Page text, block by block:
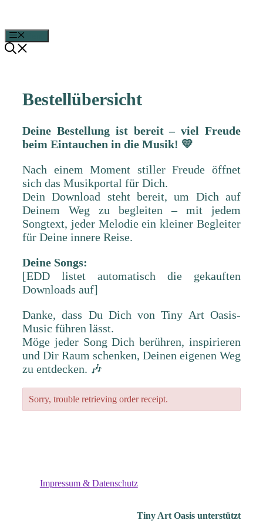
springen
Bestellübersicht
Deine Bestellung ist bereit – viel Freude
beim Eintauchen in die Musik! 💛
Nach einem Moment stiller Freude öffnet
sich das Musikportal für Dich.
Dein Download steht bereit, um Dich auf
Deinem Weg zu begleiten – mit jedem
Songtext, jeder Melodie ein kleiner Begleiter
für Deine innere Reise.
Deine Songs:
[EDD listet automatisch die gekauften
Downloads auf]
Danke, dass Du Dich von Tiny Art Oasis-
Music führen lässt.
Möge jeder Song Dich berühren, inspirieren
und Dir Raum schenken, Deinen eigenen Weg
zu entdecken. 🎶
Sorry, trouble retrieving order receipt.
Impressum & Datenschutz
Tiny Art Oasis unterstützt